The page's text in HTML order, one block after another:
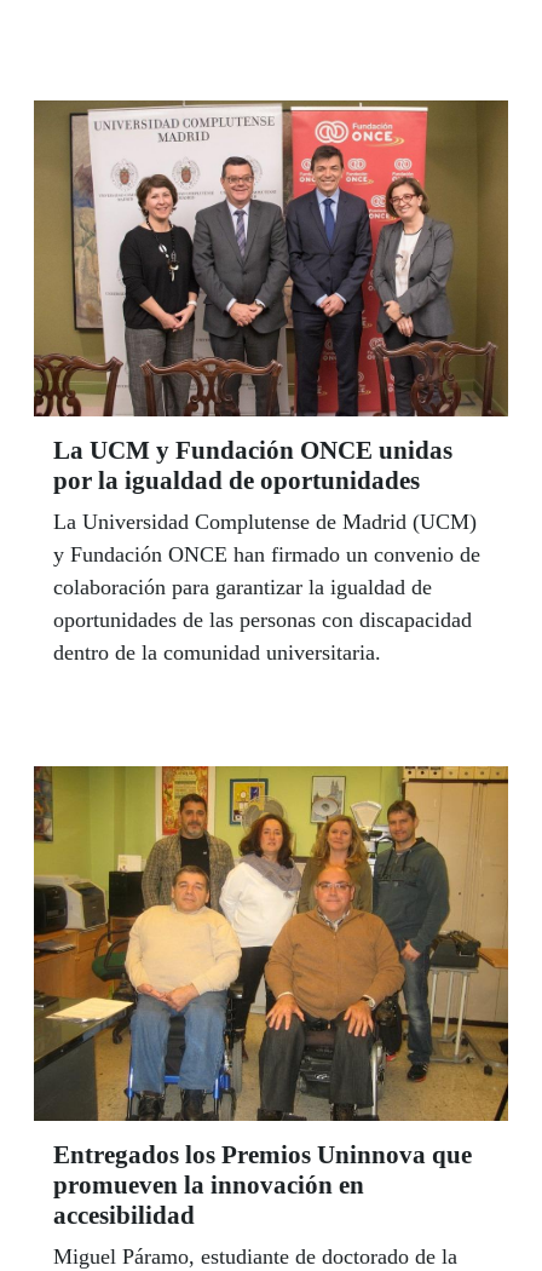
La UCM y Fundación ONCE unidas
por la igualdad de oportunidades
La Universidad Complutense de Madrid (UCM)
y Fundación ONCE han firmado un convenio de
colaboración para garantizar la igualdad de
oportunidades de las personas con discapacidad
dentro de la comunidad universitaria.
Entregados los Premios Uninnova que
promueven la innovación en
accesibilidad
Miguel Páramo, estudiante de doctorado de la